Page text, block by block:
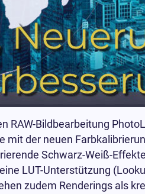
Bildbearbeitung
der neuen
Schwarz-Weiß-
LUT-Unterstützung
zudem Renderings als